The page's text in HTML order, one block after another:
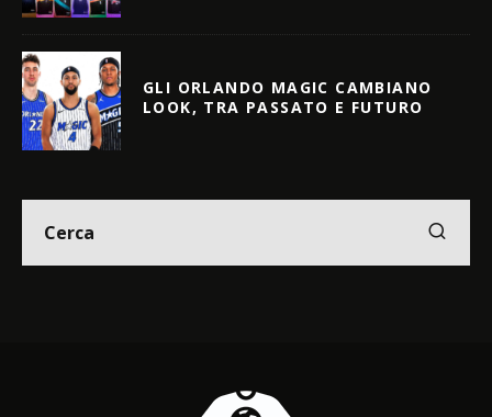
GLI ORLANDO MAGIC CAMBIANO
LOOK, TRA PASSATO E FUTURO